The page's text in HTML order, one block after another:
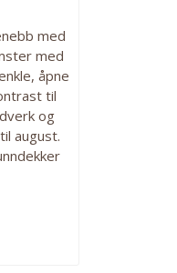
med
med
åpne
til
og
august.
1 rot i